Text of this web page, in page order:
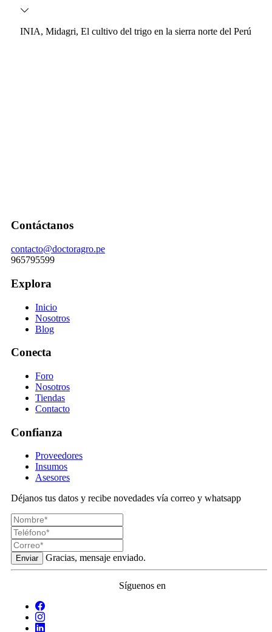
INIA, Midagri, El cultivo del trigo en la sierra norte del Perú
Contáctanos
contacto@doctoragro.pe
965795599
Explora
Inicio
Nosotros
Blog
Conecta
Foro
Nosotros
Tiendas
Contacto
Confianza
Proveedores
Insumos
Asesores
Déjanos tus datos y recibe novedades vía correo y whatsapp
Enviar Gracias, mensaje enviado.
Síguenos en